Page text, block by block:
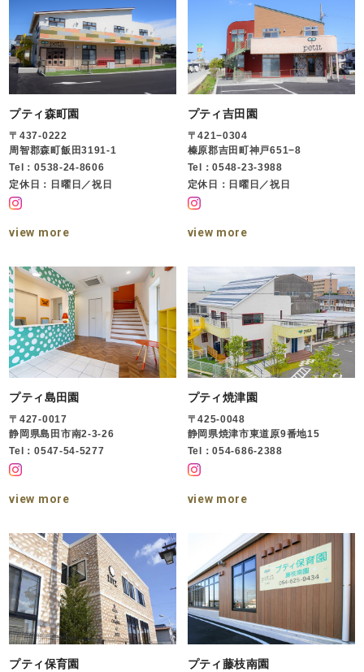
プティ森町園
〒437-0222
周智郡森町飯田3191-1
Tel：0538-24-8606
定休日：日曜日／祝日
view more
プティ吉田園
〒421−0304
榛原郡吉田町神戸651−8
Tel：0548-23-3988
定休日：日曜日／祝日
view more
プティ島田園
〒427-0017
静岡県島田市南2-3-26
Tel：0547-54-5277
view more
プティ焼津園
〒425-0048
静岡県焼津市東道原9番地15
Tel：054-686-2388
view more
プティ保育園 プティ藤枝南園